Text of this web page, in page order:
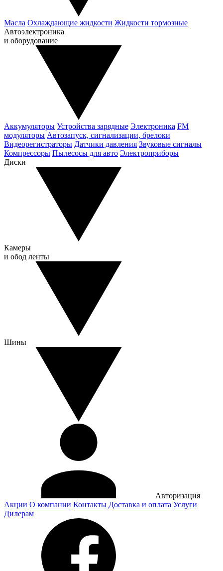
Масла Охлаждающие жидкости Жидкости тормозные
Автоэлектроника
и оборудование
Аккумуляторы Устройства зарядные Электроника FM
модуляторы Автозапуск, сигнализации, брелоки
Видеорегистраторы Датчики давления Звуковые сигналы
Компрессоры Пылесосы для авто Электроприборы
Диски
Камеры
и обод ленты
Шины
Авторизация
Акции О компании Контакты Доставка и оплата Услуги
Дилерам